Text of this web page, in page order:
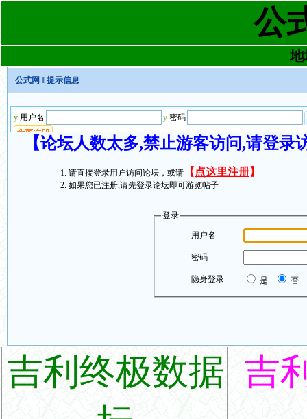
公
地
公式网 ‖ 提示信息
【论坛人数太多,禁止游客访问,请登
请直接登录用户访问论坛，或请 【 点这里注册】
如果您已注册,请先登录论坛即可游览帖子
登录
用户名
密码
隐身登录 是 否
吉利终极数据 吉